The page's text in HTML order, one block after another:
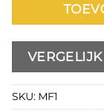
VERGELIJK
SKU: MF1